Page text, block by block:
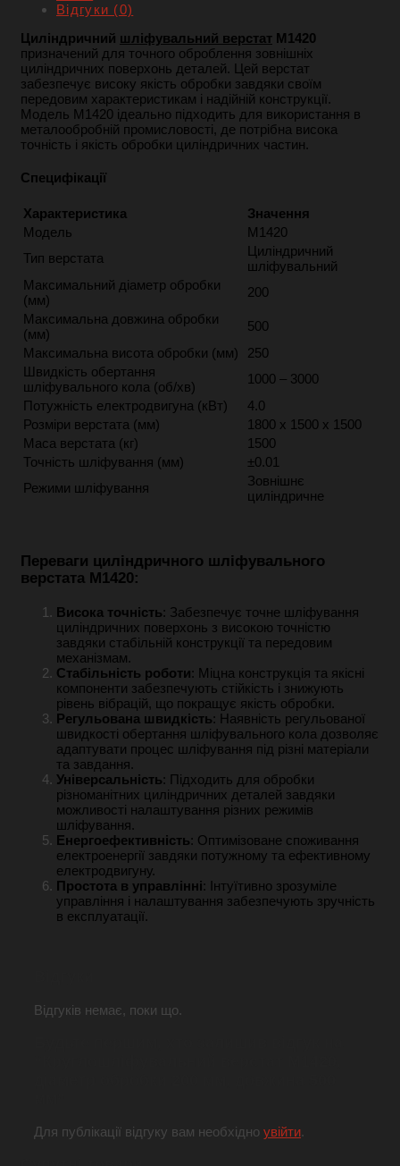
Відгуки (0)
Циліндричний шліфувальний верстат M1420
призначений для точного оброблення зовнішніх
циліндричних поверхонь деталей. Цей верстат
забезпечує високу якість обробки завдяки своїм
передовим характеристикам і надійній конструкції.
Модель M1420 ідеально підходить для використання в
металообробній промисловості, де потрібна висока
точність і якість обробки циліндричних частин.
Специфікації
Характеристика
Значення
Модель
M1420
Тип верстата
Циліндричний
шліфувальний
Максимальний діаметр обробки
(мм)
200
Максимальна довжина обробки
(мм)
500
Максимальна висота обробки (мм)
250
Швидкість обертання
шліфувального кола (об/хв)
1000 – 3000
Потужність електродвигуна (кВт)
4.0
Розміри верстата (мм)
1800 x 1500 x 1500
Маса верстата (кг)
1500
Точність шліфування (мм)
±0.01
Режими шліфування
Зовнішнє
циліндричне
Переваги циліндричного шліфувального
верстата M1420:
Висока точність: Забезпечує точне шліфування
циліндричних поверхонь з високою точністю
завдяки стабільній конструкції та передовим
механізмам.
Стабільність роботи: Міцна конструкція та якісні
компоненти забезпечують стійкість і знижують
рівень вібрацій, що покращує якість обробки.
Регульована швидкість: Наявність регульованої
швидкості обертання шліфувального кола дозволяє
адаптувати процес шліфування під різні матеріали
та завдання.
Універсальність: Підходить для обробки
різноманітних циліндричних деталей завдяки
можливості налаштування різних режимів
шліфування.
Енергоефективність: Оптимізоване споживання
електроенергії завдяки потужному та ефективному
електродвигуну.
Простота в управлінні: Інтуїтивно зрозуміле
управління і налаштування забезпечують зручність
в експлуатації.
Відгуків немає, поки що.
Для публікації відгуку вам необхідно увійти.